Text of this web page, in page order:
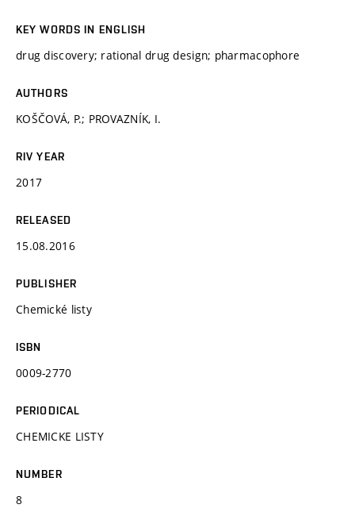
KEY WORDS IN ENGLISH
drug discovery; rational drug design; pharmacophore
AUTHORS
KOŠČOVÁ, P.; PROVAZNÍK, I.
RIV YEAR
2017
RELEASED
15.08.2016
PUBLISHER
Chemické listy
ISBN
0009-2770
PERIODICAL
CHEMICKE LISTY
NUMBER
8